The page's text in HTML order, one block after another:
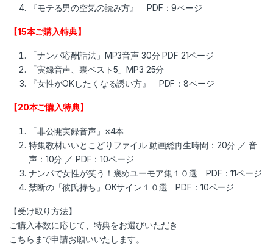
『モテる男の空気の読み方』 PDF：9ページ
【15本ご購入特典】
「ナンパ応酬話法」MP3音声 30分 PDF 21ページ
「実録音声、裏ベスト5」MP3 25分
『女性がOKしたくなる誘い方』 PDF：8ページ
【20本ご購入特典】
「非公開実録音声」×4本
特集教材いいとこどりファイル 動画総再生時間：20分 ／ 音
声：10分 ／ PDF：10ページ
ナンパで女性が笑う！褒めユーモア集１０選 PDF：11ページ
禁断の「彼氏持ち」OKサイン１０選 PDF：10ページ
【受け取り方法】
ご購入本数に応じて、特典をお選びいただき
こちらまで申請お願いいたします。